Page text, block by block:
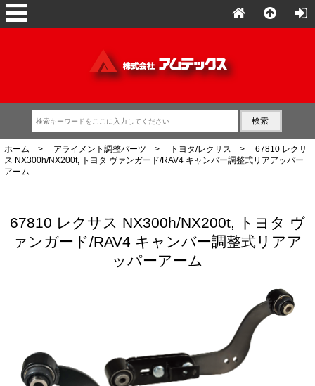
ホーム > アライメント調整パーツ > トヨタ/レクサス
> 67810 レクサ
ス NX300h/NX200t, トヨタ ヴァンガード/RAV4 キャンバー調整式リアアッパー
アーム
67810 レクサス NX300h/NX200t, トヨタ ヴ
ァンガード/RAV4 キャンバー調整式リアア
ッパーアーム